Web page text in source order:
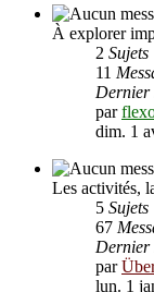
À explorer
2 Sujets
11
Dernier
par
dim. 1
Les activités,
5 Sujets
67
Dernier
par
lun. 1